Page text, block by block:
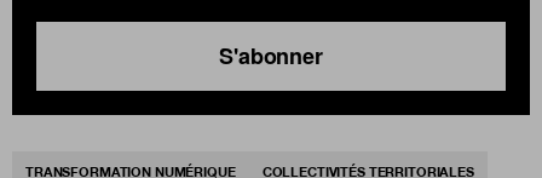
S'abonner
TRANSFORMATION NUMÉRIQUE COLLECTIVITÉS TERRITORIALES